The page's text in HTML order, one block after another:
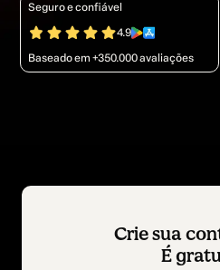
Seguro e confiável
4.9
Baseado em +350.000 avaliações
Crie sua
É